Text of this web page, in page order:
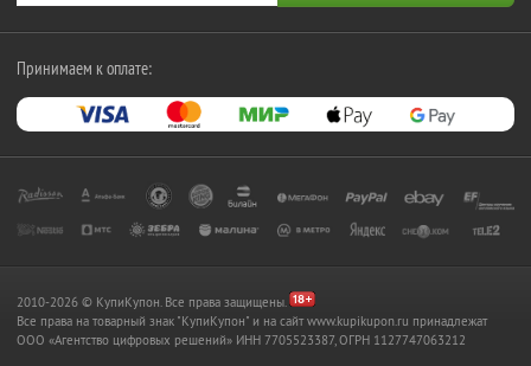
Принимаем к оплате:
2010-2026 © КупиКупон. Все права защищены.
Все права на товарный знак "КупиКупон" и на сайт www.kupikupon.ru принадлежат
OOO «Агентство цифровых решений» ИНН 7705523387, ОГРН 1127747063212